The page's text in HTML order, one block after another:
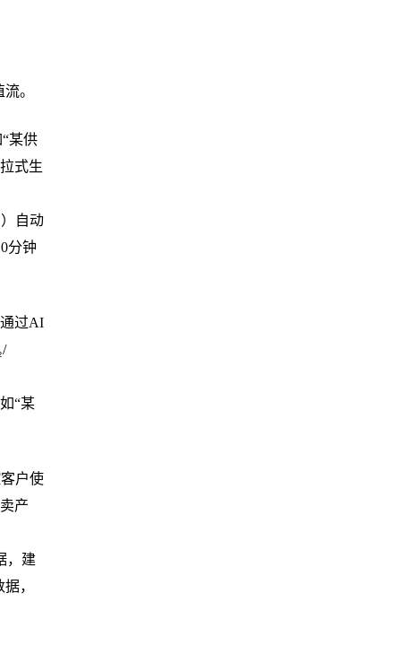
。
某供
式生
自动
分钟
过AI
“某
户使
产
，建
，